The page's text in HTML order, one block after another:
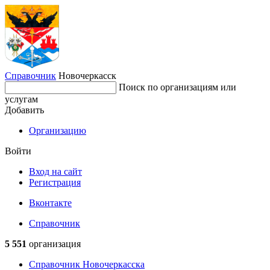
Справочник Новочеркасск
Поиск по организациям или
услугам
Добавить
Организацию
Войти
Вход на сайт
Регистрация
Вконтакте
Справочник
5 551 организация
Справочник Новочеркасска